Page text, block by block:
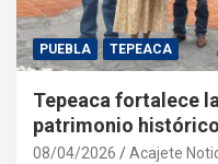
PUEBLA TEPEACA
Tepeaca fortalece
patrimonio
08/04/2026 Acajete